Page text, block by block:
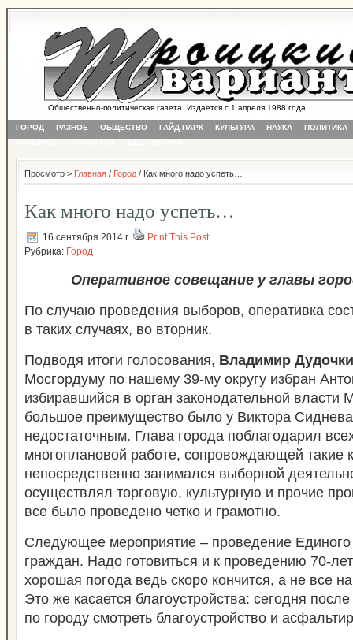
Общественно-политическая газета. Издается с 1 апреля 1988 года
ГОРОД РАЗНОЕ ОБЩЕСТВО ГАЙД-ПАРК КУЛЬТУРА НАУКА
ПОЛИТИКА
Просмотр > Главная / Город / Как много надо успеть…
Как много надо успеть…
16 сентября 2014 г.
Print This Post
Рубрика: Город
Оперативное совещание у главы
По случаю проведения выборов, оперативка
в таких случаях, во вторник.
Подводя итоги голосования, Владимир
Мосгордуму по нашему 39-му округу избран
избиравшийся в орган законодательной власти
большое преимущество было у Виктора
недостаточным. Глава города поблагодарил
многоплановой работе, сопровождающей такие
непосредственно занимался выборной
осуществлял торговую, культурную и прочие
все было проведено четко и грамотно.
Следующее мероприятие – проведение
граждан. Надо готовиться и к проведению 70-
хорошая погода ведь скоро кончится, а не все
Это же касается благоустройства: сегодня
по городу смотреть благоустройство и